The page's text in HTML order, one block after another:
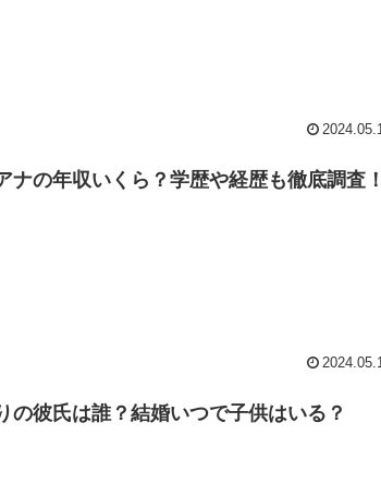
ナの年収いくら？学歴や経歴も徹底調査！
の彼氏は誰？結婚いつで子供はいる？